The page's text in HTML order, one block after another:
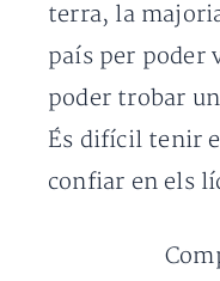
terra, la
país per poder
poder trobar
És difícil tenir
confiar en els